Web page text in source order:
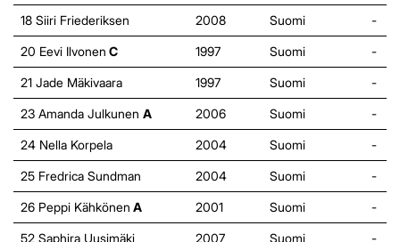
18 Siiri Friederiksen 2008 Suomi -
20 Eevi Ilvonen C 1997 Suomi -
21 Jade Mäkivaara 1997 Suomi -
23 Amanda Julkunen A 2006 Suomi -
24 Nella Korpela 2004 Suomi -
25 Fredrica Sundman 2004 Suomi -
26 Peppi Kähkönen A 2001 Suomi -
52 Saphira Uusimäki 2007 Suomi -